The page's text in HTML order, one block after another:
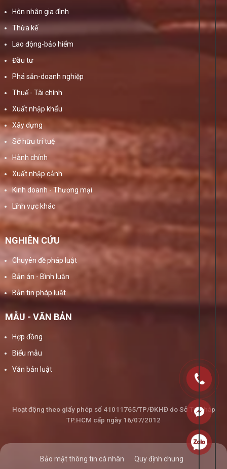
Hôn nhân gia đình
Thừa kế
Lao động-bảo hiểm
Đầu tư
Phá sản-doanh nghiệp
Thuế - Tài chính
Xuất nhập khẩu
Xây dựng
Sở hữu trí tuệ
Hành chính
Xuất nhập cảnh
Kinh doanh - Thương mại
Lĩnh vực khác
NGHIÊN CỨU
Chuyên đề pháp luật
Bản án - Bình luận
Bản tin pháp luật
MẪU - VĂN BẢN
Hợp đồng
Biểu mẫu
Văn bản luật
Hoạt động theo giấy phép số 41011765/TP/ĐKHĐ do Sở Tư Pháp
TP.HCM cấp ngày 16/07/2012
Bảo mật thông tin cá nhân Quy định chung